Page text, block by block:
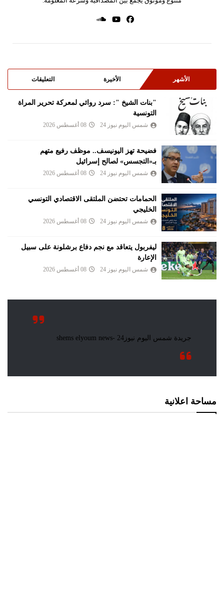
الأشهر الأخيرة التعليقات
"بنات الشيخ ": سرد روائي لمعركة تحرير المراة
التونسية
شمس اليوم نيوز 24 08 أغسطس 2026
فضيحة تهز اليونيسف.. موظف رفيع متهم
بـ«التجسس» لصالح إسرائيل
شمس اليوم نيوز 24 08 أغسطس 2026
الحمامات تحتضن الملتقى الاقتصادي التونسي
الخليجي
شمس اليوم نيوز 24 08 أغسطس 2026
ليفربول يتعاقد مع نجم دفاع برشلونة على سبيل
الإعارة
شمس اليوم نيوز 24 08 أغسطس 2026
مساحة اعلانية